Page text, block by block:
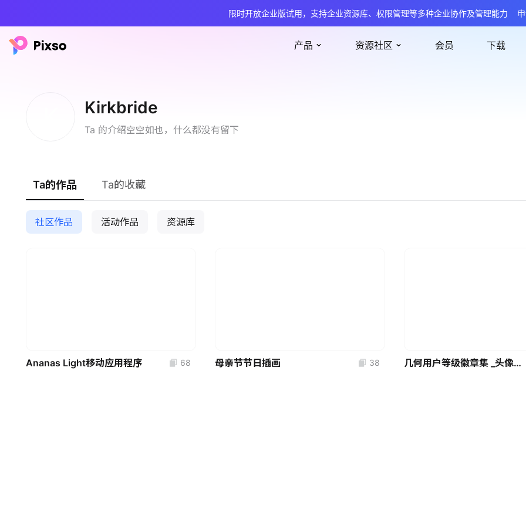
限时开放企业版试用，支持企业资源库、权限管理等多种企业协作及管理能力
产品 资源社区 会员 下载
Kirkbride
Ta 的介绍空空如也，什么都没有留下
Ta的作品 Ta的收藏
社区作品 活动作品 资源库
Ananas Light移动应用程序 68 母亲节节日插画 38 几何用户等级徽章集 _头像和游戏化的矢量图形